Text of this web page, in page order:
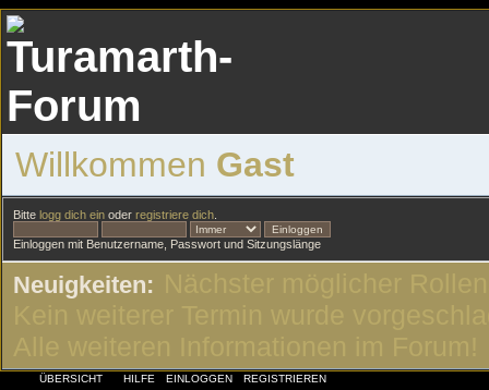
Willkommen Gast
Bitte logg dich einoder registriere dich.
Einloggen mit Benutzername, Passwort und Sitzungslänge
Neuigkeiten:
ÜBERSICHT HILFE EINLOGGEN REGISTRIEREN